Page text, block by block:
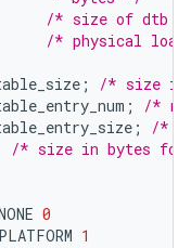
/* size of dtb
/* physical load
;
/* size in
;
/*
;
/*
/* size in bytes for
0
1